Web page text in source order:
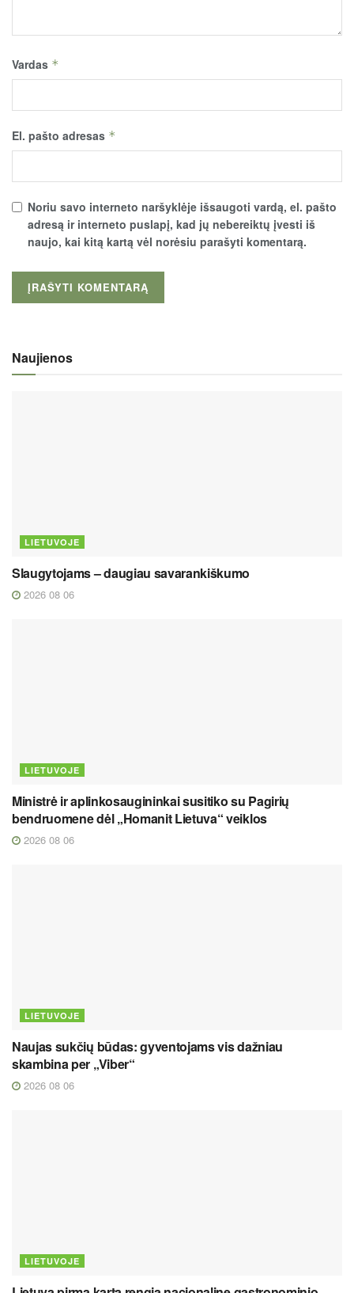
Vardas *
El. pašto adresas *
Noriu savo interneto naršyklėje išsaugoti vardą, el. pašto
adresą ir interneto puslapį, kad jų nebereiktų įvesti iš
naujo, kai kitą kartą vėl norėsiu parašyti komentarą.
Naujienos
LIETUVOJE
Slaugytojams – daugiau savarankiškumo
2026 08 06
LIETUVOJE
Ministrė ir aplinkosaugininkai susitiko su Pagirių
bendruomene dėl „Homanit Lietuva“ veiklos
2026 08 06
LIETUVOJE
Naujas sukčių būdas: gyventojams vis dažniau
skambina per „Viber“
2026 08 06
LIETUVOJE